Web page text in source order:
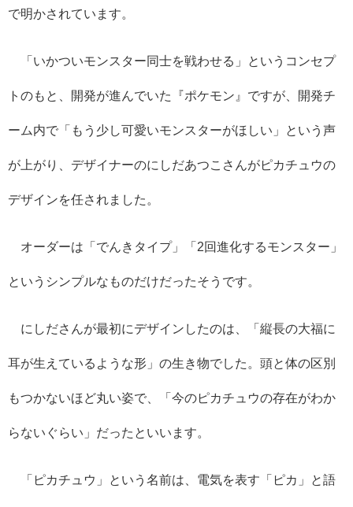
で明かされています。
「いかついモンスター同士を戦わせる」というコンセプ
トのもと、開発が進んでいた『ポケモン』ですが、開発チ
ーム内で「もう少し可愛いモンスターがほしい」という声
が上がり、デザイナーのにしだあつこさんがピカチュウの
デザインを任されました。
オーダーは「でんきタイプ」「 2回進化するモンスター」
というシンプルなものだけだったそうです。
にしださんが最初にデザインしたのは、「縦長の大福に
耳が生えているような形」の生き物でした。頭と体の区別
もつかないほど丸い姿で、「今のピカチュウの存在がわか
らないぐらい」だったといいます。
「ピカチュウ」という名前は、電気を表す「ピカ」と語